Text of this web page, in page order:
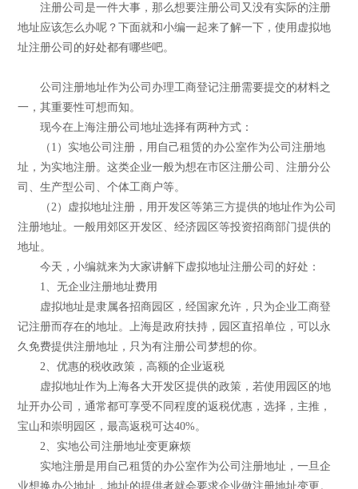
注册公司是一件大事，那么想要注册公司又没有实际的注册
地址应该怎么办呢？下面就和小编一起来了解一下，使用虚拟地
址注册公司的好处都有哪些吧。
公司注册地址作为公司办理工商登记注册需要提交的材料之
一，其重要性可想而知。
现今在上海注册公司地址选择有两种方式：
（1）实地公司注册，用自己租赁的办公室作为公司注册地
址，为实地注册。这类企业一般为想在市区注册公司、注册分公
司、生产型公司、个体工商户等。
（2）虚拟地址注册，用开发区等第三方提供的地址作为公司
注册地址。一般用郊区开发区、经济园区等投资招商部门提供的
地址。
今天，小编就来为大家讲解下虚拟地址注册公司的好处：
1、无企业注册地址费用
虚拟地址是隶属各招商园区，经国家允许，只为企业工商登
记注册而存在的地址。上海是政府扶持，园区直招单位，可以永
久免费提供注册地址，只为有注册公司梦想的你。
2、优惠的税收政策，高额的企业返税
虚拟地址作为上海各大开发区提供的政策，若使用园区的地
址开办公司，通常都可享受不同程度的返税优惠，选择，主推，
宝山和崇明园区，最高返税可达40%。
2、实地公司注册地址变更麻烦
实地注册是用自己租赁的办公室作为公司注册地址，一旦企
业想换办公地址，地址的提供者就会要求企业做注册地址变更。